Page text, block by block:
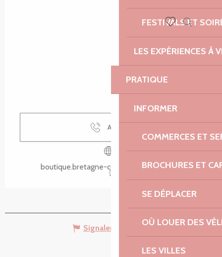
FESTIVALS ET
LES EXPÉRIENCES À
PRATIQUE
INFORMER
COMMERCES ET
BROCHURES ET
SE DÉPLACER
OÙ LOUER DES
LES VILLES
Voir les favoris
Appeler
boutique.bretagne-cotedegranitrose.com
Signaler une erreur